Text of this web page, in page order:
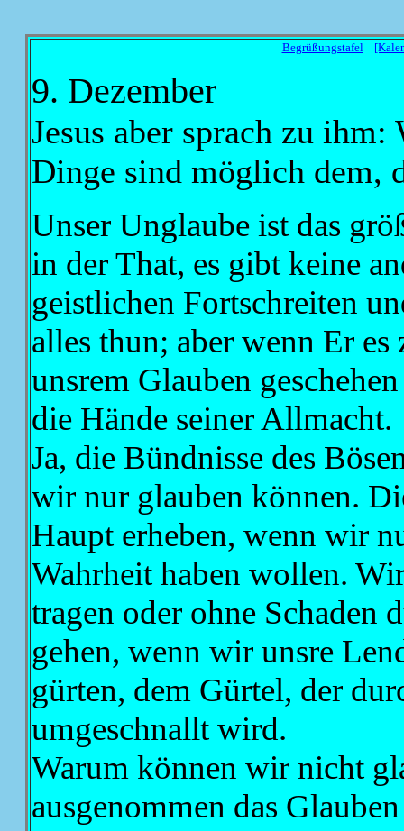
Begrüßungstafel
9. Dezember
Jesus aber sprach zu
Dinge sind möglich dem,
Unser Unglaube ist das
in der That, es gibt keine
geistlichen Fortschreiten
alles thun; aber wenn Er
unsrem Glauben
die Hände seiner Allmacht.
Ja, die Bündnisse des
wir nur glauben können.
Haupt erheben, wenn wir
Wahrheit haben wollen.
tragen oder ohne Schaden
gehen, wenn wir unsre
gürten, dem Gürtel, der
umgeschnallt wird.
Warum können wir nicht
ausgenommen das